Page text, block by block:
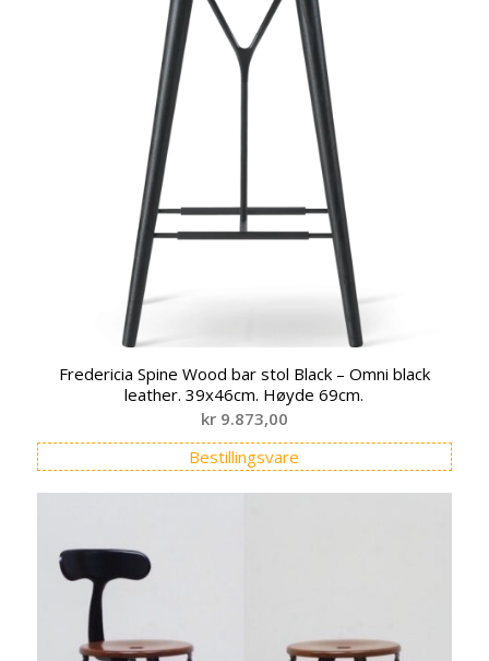
Fredericia Spine Wood bar stol Black – Omni black
leather. 39x46cm. Høyde 69cm.
kr9.873,00
Bestillingsvare